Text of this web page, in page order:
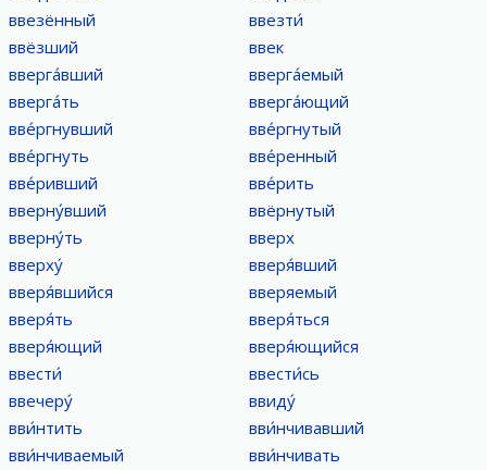
ввезённый
ввезти́
ввёзший
ввек
вверга́вший
вверга́емый
вверга́ть
вверга́ющий
вве́ргнувший
вве́ргнутый
вве́ргнуть
вве́ренный
вве́ривший
вве́рить
вверну́вший
ввёрнутый
вверну́ть
вверх
вверху́
вверя́вший
вверя́вшийся
вверяемый
вверя́ть
вверя́ться
вверя́ющий
вверя́ющийся
ввести́
ввести́сь
ввечеру́
ввиду́
вви́нтить
вви́нчивавший
вви́нчиваемый
вви́нчивать